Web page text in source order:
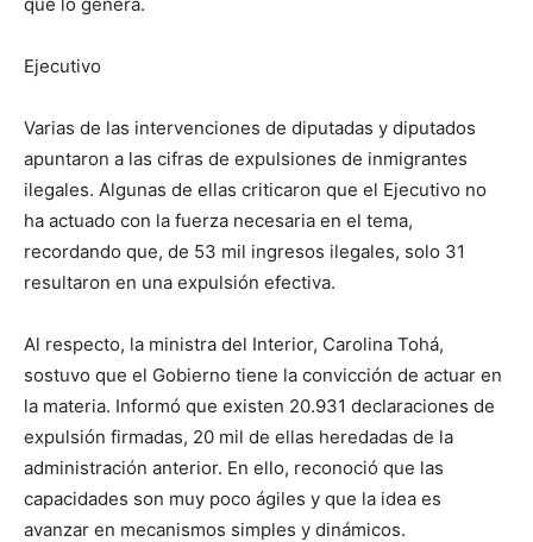
Ejecutivo
Varias de las intervenciones de diputadas y diputados
apuntaron a las cifras de expulsiones de inmigrantes
ilegales. Algunas de ellas criticaron que el Ejecutivo no
ha actuado con la fuerza necesaria en el tema,
recordando que, de 53 mil ingresos ilegales, solo 31
resultaron en una expulsión efectiva.
Al respecto, la ministra del Interior, Carolina Tohá,
sostuvo que el Gobierno tiene la convicción de actuar en
la materia. Informó que existen 20.931 declaraciones de
expulsión firmadas, 20 mil de ellas heredadas de la
administración anterior. En ello, reconoció que las
capacidades son muy poco ágiles y que la idea es
avanzar en mecanismos simples y dinámicos.